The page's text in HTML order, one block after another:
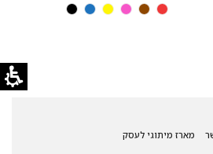
מארז מיתוגי לעסק